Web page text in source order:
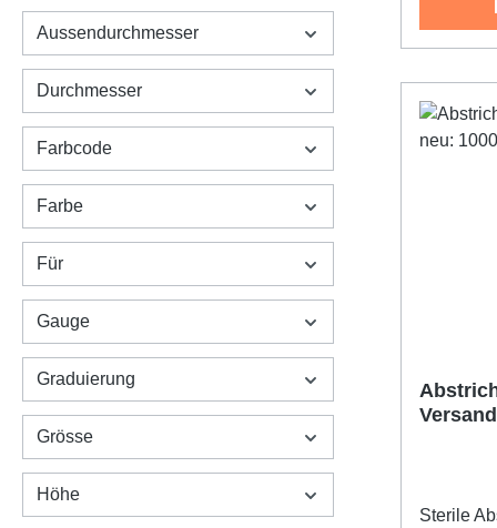
Aussendurchmesser
Durchmesser
Farbcode
Farbe
Für
Gauge
Graduierung
Grösse
Höhe
an der
Sterile